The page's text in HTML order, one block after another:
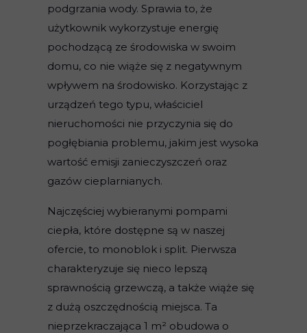
podgrzania wody. Sprawia to, że
użytkownik wykorzystuje energię
pochodzącą ze środowiska w swoim
domu, co nie wiąże się z negatywnym
wpływem na środowisko. Korzystając z
urządzeń tego typu, właściciel
nieruchomości nie przyczynia się do
pogłębiania problemu, jakim jest wysoka
wartość emisji zanieczyszczeń oraz
gazów cieplarnianych.
Najczęściej wybieranymi pompami
ciepła, które dostępne są w naszej
ofercie, to monoblok i split. Pierwsza
charakteryzuje się nieco lepszą
sprawnością grzewczą, a także wiąże się
z dużą oszczędnością miejsca. Ta
nieprzekraczająca 1 m² obudowa o